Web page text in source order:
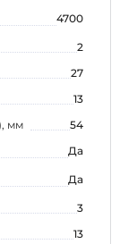
4700
2
27
13
мм
54
Да
Да
3
13